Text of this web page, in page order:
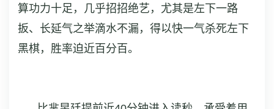
算功力十足，几乎招招绝艺，尤其是左下一路
扳、长延气之举滴水不漏，得以快一气杀死左下
黑棋，胜率迫近百分百。